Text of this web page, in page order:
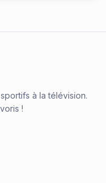
à la télévision.
!